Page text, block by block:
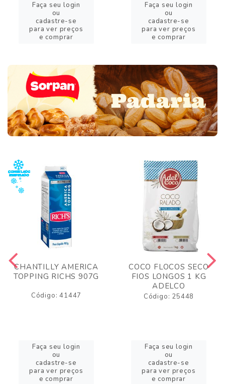
Faça seu login
ou
cadastre-se
para ver preços
e comprar
Faça seu login
ou
cadastre-se
para ver preços
e comprar
CHANTILLY AMERICA
TOPPING RICHS 907G
Código: 41447
Faça seu login
ou
cadastre-se
para ver preços
e comprar
COCO FLOCOS SECO
FIOS LONGOS 1 KG
ADELCO
Código: 25448
Faça seu login
ou
cadastre-se
para ver preços
e comprar